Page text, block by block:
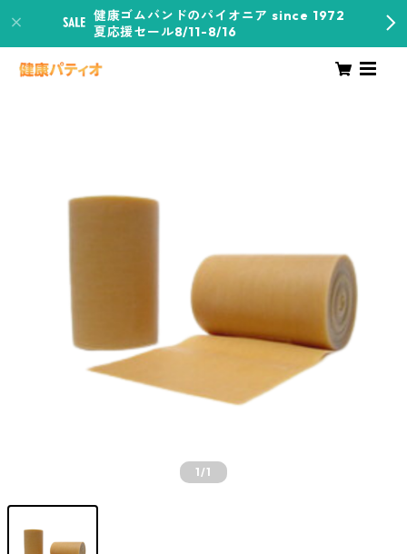
健康ゴムバンドのパイオニア since 1972
夏応援セール8/11-8/16
1/1